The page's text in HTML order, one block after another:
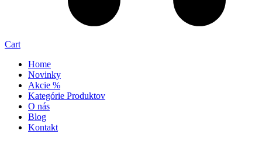
Cart
Home
Novinky
Akcie %
Kategórie Produktov
O nás
Blog
Kontakt